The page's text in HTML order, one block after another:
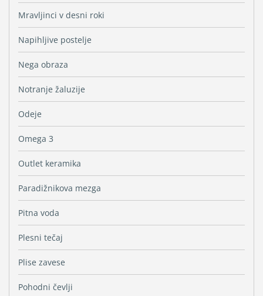
Mravljinci v desni roki
Napihljive postelje
Nega obraza
Notranje žaluzije
Odeje
Omega 3
Outlet keramika
Paradižnikova mezga
Pitna voda
Plesni tečaj
Plise zavese
Pohodni čevlji